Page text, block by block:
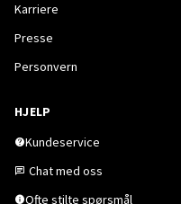
Karriere
Presse
Personvern
HJELP
Kundeservice
Chat med oss
Ofte stilte spørsmål